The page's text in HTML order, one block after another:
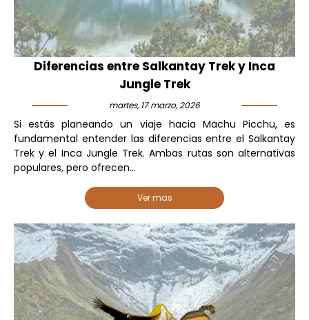
Diferencias entre Salkantay Trek y Inca
Jungle Trek
martes, 17 marzo, 2026
Si estás planeando un viaje hacia Machu Picchu, es
fundamental entender las diferencias entre el Salkantay
Trek y el Inca Jungle Trek. Ambas rutas son alternativas
populares, pero ofrecen...
Ver mas